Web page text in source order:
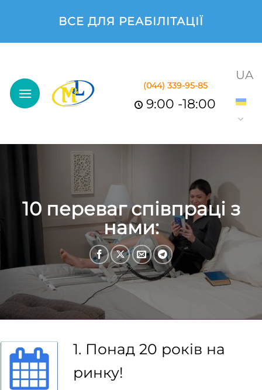
ВСЕ ДЛЯ РЕАБІЛІТАЦІЇ
(044) 339-95-85
9:00 -18:00
UA
10 переваг співпраці з
нами:
1. Понад 20 років на
ринку!